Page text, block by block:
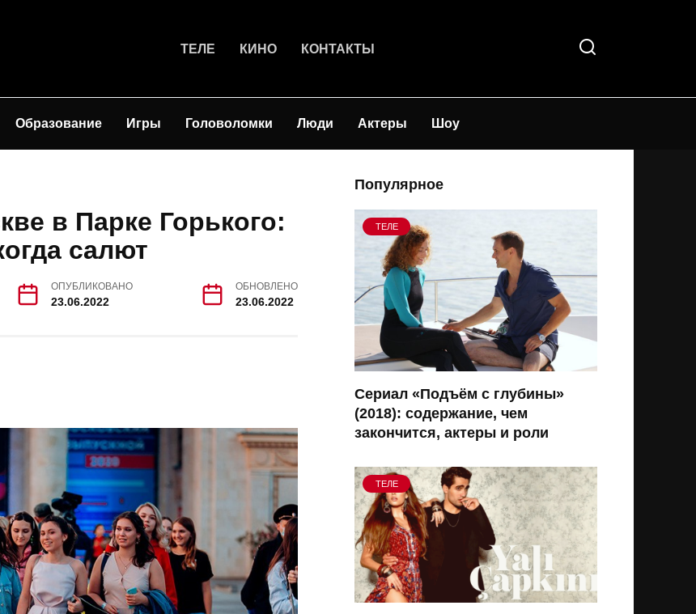
ТЕЛЕ КИНО КОНТАКТЫ
Образование Игры Головоломки Люди Актеры Шоу
в Парке Горького:
салют
ОПУБЛИКОВАНО
23.06.2022
ОБНОВЛЕНО
23.06.2022
Популярное
ТЕЛЕ
Сериал «Подъём с глубины»
(2018): содержание, чем
закончится, актеры и роли
ТЕЛЕ